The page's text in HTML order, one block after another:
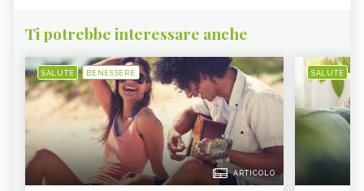
Ti potrebbe interessare anche
SALUTE BENESSERE
ARTICOLO
SALUTE